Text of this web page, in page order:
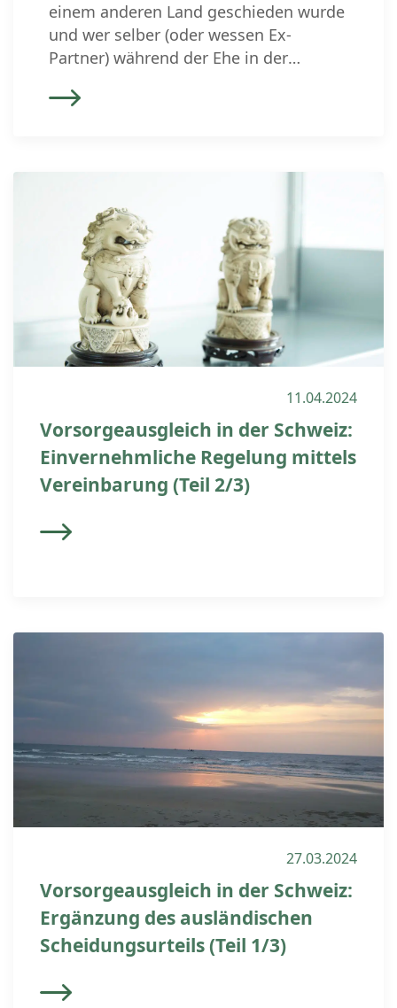
einem anderen Land geschieden wurde
und wer selber (oder wessen Ex-
Partner) während der Ehe in der
Pensionskasse einzahlte, steht oft vor
während der Ehe angesparte Geld für
automatisch mit der Scheidung […]
11.04.2024
Vorsorgeausgleich in der Schweiz:
Einvernehmliche Regelung mittels
Vereinbarung (Teil 2/3)
27.03.2024
Vorsorgeausgleich in der Schweiz:
Ergänzung des ausländischen
Scheidungsurteils (Teil 1/3)